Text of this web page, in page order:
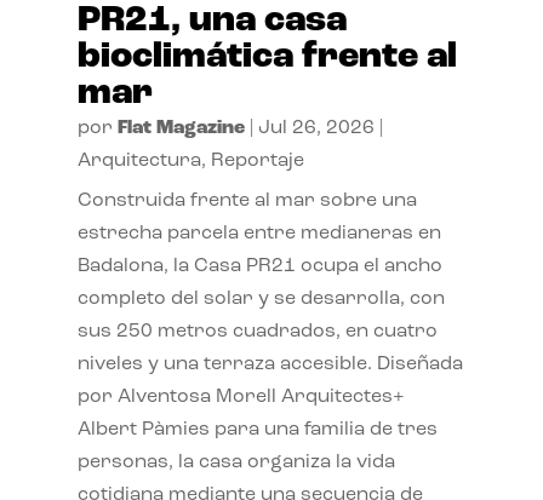
PR21, una casa
bioclimática frente al
mar
por Flat Magazine| Jul 26, 2026
Arquitectura, Reportaje
Construida frente al mar sobre una
estrecha parcela entre medianeras en
Badalona, la Casa PR21 ocupa el ancho
completo del solar y se desarrolla, con
sus 250 metros cuadrados, en cuatro
niveles y una terraza accesible. Diseñada
por Alventosa Morell Arquitectes+
Albert Pàmies para una familia de tres
personas, la casa organiza la vida
cotidiana mediante una secuencia de